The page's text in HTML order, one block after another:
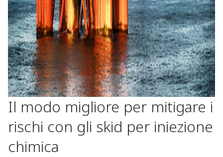
Il modo migliore per mitigare i
rischi con gli skid per iniezione
chimica